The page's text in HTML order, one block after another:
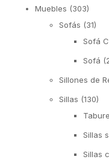
Muebles (303)
Sofás (31)
Sofá
Sofá
Sillones de
Sillas (130)
Sillas
Sillas